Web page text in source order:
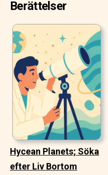
Berättelser
Hycean Planets; Söka
efter Liv Bortom